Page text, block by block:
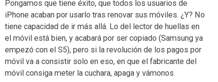
Pongamos que tiene éxito, que todos los usuarios de
iPhone acaban por usarlo tras renovar sus móviles. ¿Y? No
tiene capacidad de ir más allá. Lo del lector de huellas en
el móvil está bien, y acabará por ser copiado (Samsung ya
empezó con el S5), pero si la revolución de los pagos por
móvil va a consistir solo en eso, en que el fabricante del
móvil consiga meter la cuchara, apaga y vámonos.